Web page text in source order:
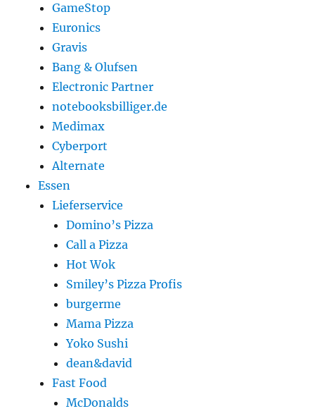
GameStop
Euronics
Gravis
Bang & Olufsen
Electronic Partner
notebooksbilliger.de
Medimax
Cyberport
Alternate
Essen
Lieferservice
Domino’s Pizza
Call a Pizza
Hot Wok
Smiley’s Pizza Profis
burgerme
Mama Pizza
Yoko Sushi
dean&david
Fast Food
McDonalds